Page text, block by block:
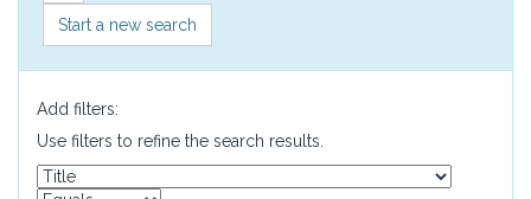
Start a new search
Add filters:
Use filters to refine the search results.